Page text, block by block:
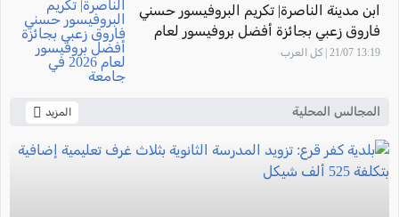
ابن مدينة الناصرة| تكريم البروفيسور حسني
فاروق زعبي بجائزة أفضل بروفيسور لعام
13:19 21/07 | كل العرب
المجالس المحلية المزيد